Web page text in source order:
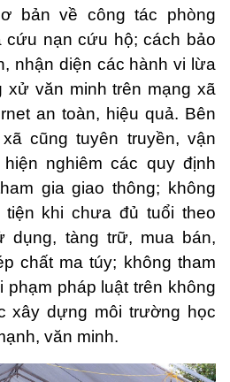
bản về công tác phòng
cứu nạn cứu hộ;cách bảo
nhận diện các hành vi lừa
xử văn minh trên mạng xã
an toàn, hiệu quả. Bên
cũng tuyên truyền, vận
nghiêm các quy định
gia giao thông; không
khi chưa đủ tuổi theo
dụng, tàng trữ, mua bán,
chất ma túy; không tham
phạm pháp luật trên không
xây dựng môi trường học
văn minh.